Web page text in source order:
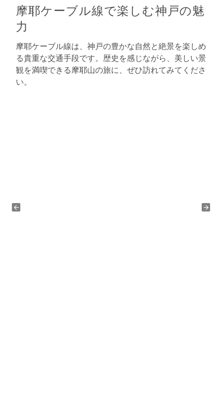
摩耶ケーブル線で楽しむ神戸の魅
力
摩耶ケーブル線は、神戸の豊かな自然と絶景を楽しめ
る貴重な交通手段です。歴史を感じながら、美しい景
観を満喫できる摩耶山の旅に、ぜひ訪れてみてくださ
い。